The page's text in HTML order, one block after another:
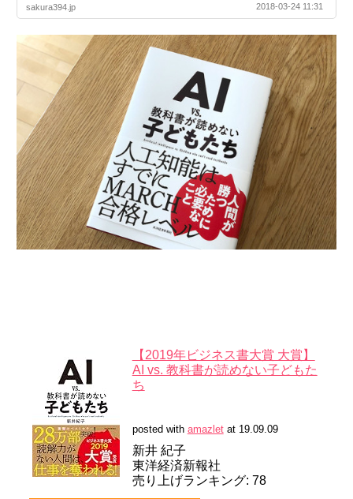
sakura394.jp 2018-03-24 11:31
【2019年ビジネス書大賞 大賞】
AI vs. 教科書が読めない子どもた
ち
posted with amazletat 19.09.09
新井 紀子
東洋経済新報社
売り上げランキング: 78